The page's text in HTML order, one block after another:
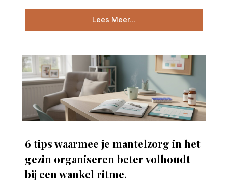
Lees Meer...
6 tips waarmee je mantelzorg in het
gezin organiseren beter volhoudt
bij een wankel ritme.